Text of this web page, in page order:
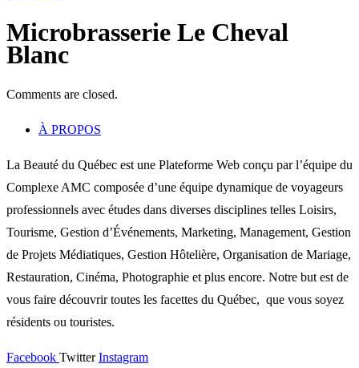
Microbrasserie Le Cheval
Blanc
Comments are closed.
À PROPOS
La Beauté du Québec est une Plateforme Web conçu par l’équipe du
Complexe AMC composée d’une équipe dynamique de voyageurs
professionnels avec études dans diverses disciplines telles Loisirs,
Tourisme, Gestion d’Événements, Marketing, Management, Gestion
de Projets Médiatiques, Gestion Hôtelière, Organisation de Mariage,
Restauration, Cinéma, Photographie et plus encore. Notre but est de
vous faire découvrir toutes les facettes du Québec, que vous soyez
résidents ou touristes.
Facebook Twitter Instagram